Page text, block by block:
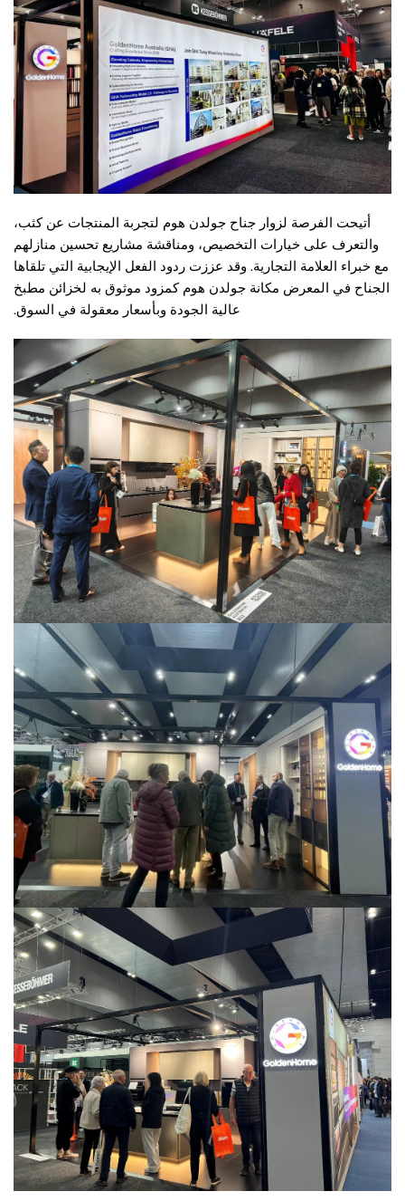
أتيحت الفرصة لزوار جناح جولدن هوم لتجربة المنتجات عن كثب،
والتعرف على خيارات التخصيص، ومناقشة مشاريع تحسين منازلهم
مع خبراء العلامة التجارية. وقد عززت ردود الفعل الإيجابية التي تلقاها
الجناح في المعرض مكانة جولدن هوم كمزود موثوق به لخزائن مطبخ
عالية الجودة وبأسعار معقولة في السوق.